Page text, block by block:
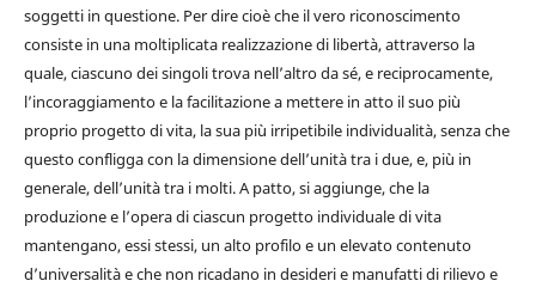
soggetti in questione. Per dire cioè che il vero riconoscimento
consiste in una moltiplicata realizzazione di libertà, attraverso la
quale, ciascuno dei singoli trova nell’altro da sé, e reciprocamente,
l’incoraggiamento e la facilitazione a mettere in atto il suo più
proprio progetto di vita, la sua più irripetibile individualità, senza che
questo confligga con la dimensione dell’unità tra i due, e, più in
generale, dell’unità tra i molti. A patto, si aggiunge, che la
produzione e l’opera di ciascun progetto individuale di vita
mantengano, essi stessi, un alto profilo e un elevato contenuto
d’universalità e che non ricadano in desideri e manufatti di rilievo e